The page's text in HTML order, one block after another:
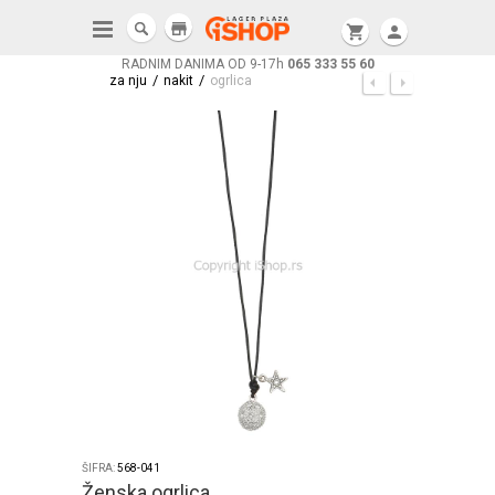
RADNIM DANIMA OD 9-17h 065 333 55 60
shopping_cart person
store
za nju / nakit / ogrlica
ŠIFRA:568-041